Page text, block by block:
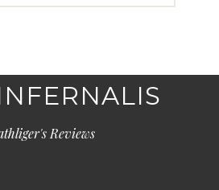
Reviews